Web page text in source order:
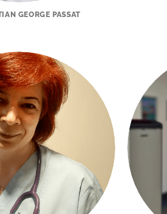
GEORGE PASSAT